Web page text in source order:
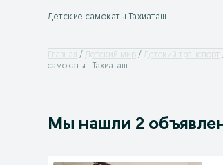
Детские самокаты Тахиаташ
Главная Детский мир Детский транспорт
самокаты - Тахиаташ
Мы нашли 2